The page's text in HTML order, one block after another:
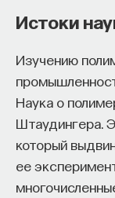
Истоки
Изучению
Наука о
Штаудингера.
который
ее
созданное для
желающих
индустриях.
В ходе работы
и его команда
индустрии
особенно
Исследование
«Вирусы»
вирусов
Вирусы
эволюции. Они
следов или